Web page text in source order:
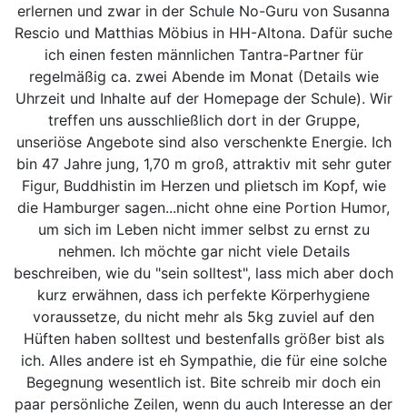
erlernen und zwar in der Schule No-Guru von Susanna
Rescio und Matthias Möbius in HH-Altona. Dafür suche
ich einen festen männlichen Tantra-Partner für
regelmäßig ca. zwei Abende im Monat (Details wie
Uhrzeit und Inhalte auf der Homepage der Schule). Wir
treffen uns ausschließlich dort in der Gruppe,
unseriöse Angebote sind also verschenkte Energie. Ich
bin 47 Jahre jung, 1,70 m groß, attraktiv mit sehr guter
Figur, Buddhistin im Herzen und plietsch im Kopf, wie
die Hamburger sagen...nicht ohne eine Portion Humor,
um sich im Leben nicht immer selbst zu ernst zu
nehmen. Ich möchte gar nicht viele Details
beschreiben, wie du "sein solltest", lass mich aber doch
kurz erwähnen, dass ich perfekte Körperhygiene
voraussetze, du nicht mehr als 5kg zuviel auf den
Hüften haben solltest und bestenfalls größer bist als
ich. Alles andere ist eh Sympathie, die für eine solche
Begegnung wesentlich ist. Bite schreib mir doch ein
paar persönliche Zeilen, wenn du auch Interesse an der